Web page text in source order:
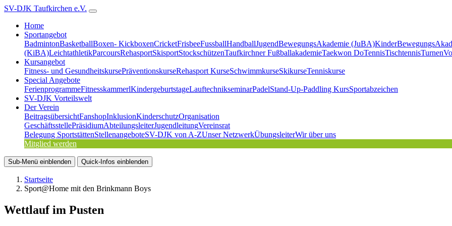
SV-DJK Taufkirchen e.V.
Home
Sportangebot
BadmintonBasketballBoxen- KickboxenCricketFrisbeeFussballHandballJugendBewegungsAkademie (JuBA)
(KiBA)LeichtathletikParcoursRehasportSkisportStockschützenTaufkirchner FußballakademieTaekwon DoTennisTischtennisTurnen
Kursangebot
Fitness- und GesundheitskursePräventionskurseRehasport KurseSchwimmkurseSkikurseTenniskurse
Special Angebote
FerienprogrammeFitnesskammerlKindergeburtstageLauftechnikseminarPadelStand-Up-Paddling KursSportabzeichen
SV-DJK Vorteilswelt
Der Verein
BeitragsübersichtFanshopInklusionKinderschutzOrganisation
GeschäftsstellePräsidiumAbteilungsleiterJugendleitungVereinsrat
Belegung SportstättenStellenangeboteSV-DJK von A-ZUnser NetzwerkÜbungsleiterWir über uns
Mitglied werden
Sub-Menü einblenden Quick-Infos einblenden
Startseite
Sport@Home mit den Brinkmann Boys
Wettlauf im Pusten